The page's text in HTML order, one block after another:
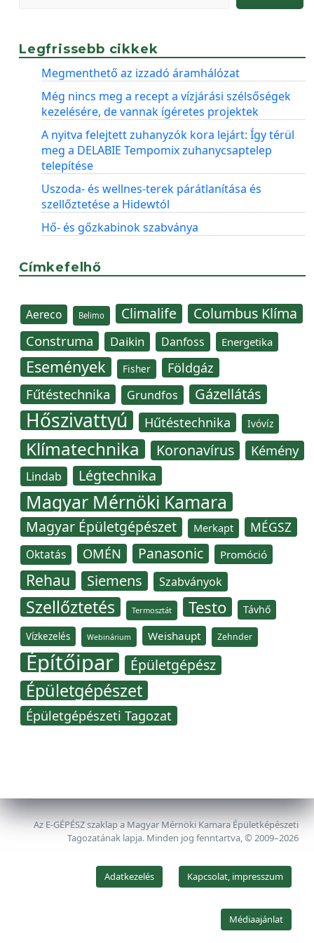
Legfrissebb cikkek
Megmenthető az izzadó áramhálózat
Még nincs meg a recept a vízjárási szélsőségek
kezelésére, de vannak ígéretes projektek
A nyitva felejtett zuhanyzók kora lejárt: Így térül
meg a DELABIE Tempomix zuhanycsaptelep
telepítése
Uszoda- és wellnes-terek párátlanítása és
szellőztetése a Hidewtól
Hő- és gőzkabinok szabványa
Címkefelhő
Aereco Belimo Climalife Columbus Klíma
Construma Daikin Danfoss Energetika
Események Fisher Földgáz
Fűtéstechnika Grundfos Gázellátás
Hőszivattyú Hűtéstechnika Ivóvíz
Klímatechnika Koronavírus Kémény
Lindab Légtechnika
Magyar Mérnöki Kamara
Magyar Épületgépészet Merkapt MÉGSZ
Oktatás OMÉN Panasonic Promóció
Rehau Siemens Szabványok
Szellőztetés Termosztát Testo Távhő
Vízkezelés Webinárium Weishaupt Zehnder
Építőipar Épületgépész
Épületgépészet
Épületgépészeti Tagozat
Az E-GÉPÉSZ szaklap a Magyar Mérnöki Kamara Épületképészeti
Tagozatának lapja. Minden jog fenntartva, © 2009–2026
Adatkezelés Kapcsolat, impresszum
Médiaajánlat